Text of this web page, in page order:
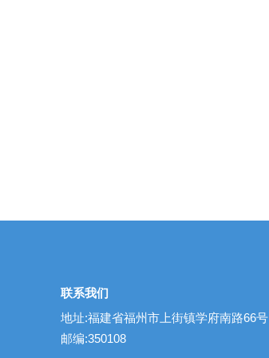
联系我们
地址:福建省福州市上街镇学府南路66号
邮编:350108